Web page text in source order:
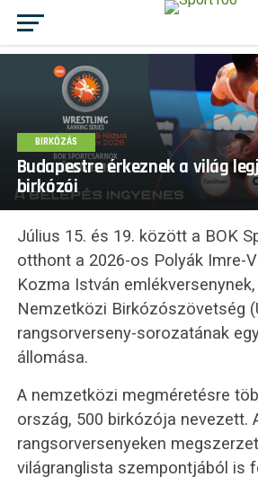
BIRKÓZÁS
Budapestre érkeznek a világ
birkózói
Július 15. és 19. között a BOK
otthont a 2026-os Polyák Imre-
Kozma István
Nemzetközi Birkózószövetség
rangsorverseny-sorozatának
állomása.
A nemzetközi megméretésre
ország, 500 birkózója nevezett.
rangsorversenyeken
világranglista szempontjából is